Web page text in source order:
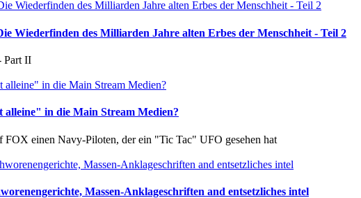
Wiederfinden des Milliarden Jahre alten Erbes der Menschheit - Teil 2
Part II
in die Main Stream Medien?
FOX einen Navy-Piloten, der ein "Tic Tac" UFO gesehen hat
Massen-Anklageschriften and entsetzliches intel